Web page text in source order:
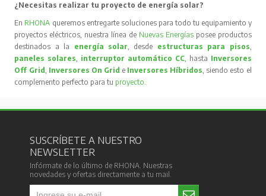
¿Necesitas realizar tu proyecto de energía solar?
En RHONA queremos entregarte soluciones para todo tu equipamiento y
proyectos eléctricos, nuestra línea de Nuevas Energíasposee productos
destinados a la energía solar, desde estructuras para pisos,
paneles solares, interruptor automático CC, hasta Inversores
Off Grid, Inversores On Grid e Inversores Híbridos, siendo esto el
complemento perfecto para tu proyecto.
SUSCRÍBETE A NUESTRO
NEWSLETTER
Infórmate de lo último de RHONA. Nuestras
novedades y ofertas directamente a tu mail.